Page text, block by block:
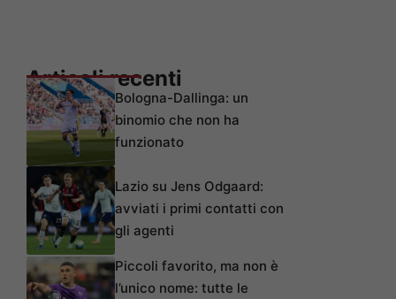
Articoli recenti
Bologna-Dallinga: un
binomio che non ha
funzionato
Lazio su Jens Odgaard:
avviati i primi contatti con
gli agenti
Piccoli favorito, ma non è
l’unico nome: tutte le